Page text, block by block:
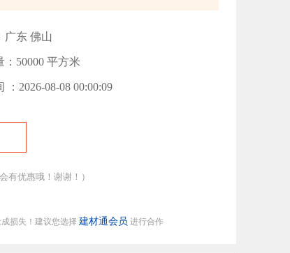
广东 佛山
：50000 平方米
：2026-08-08 00:00:09
有优惠哦！谢谢！）
损失！建议您选择 建材通会员 进行合作